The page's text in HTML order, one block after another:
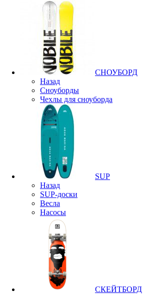
СНОУБОРД
Назад
Сноуборды
Чехлы для сноуборда
SUP
Назад
SUP-доски
Весла
Насосы
СКЕЙТБОРД